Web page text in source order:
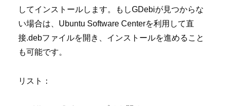
してインストールします。もしGDebiが見つからな
い場合は、Ubuntu Software Centerを利用して直
接.debファイルを開き、インストールを進めること
も可能です。
リスト：